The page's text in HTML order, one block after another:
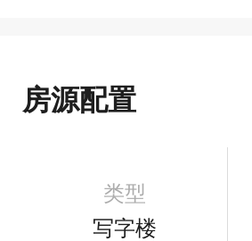
房源配置
类型
写字楼